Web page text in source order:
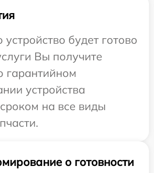
устройство будет готово
Вы получите
гарантийном
устройства
на все виды
о готовности